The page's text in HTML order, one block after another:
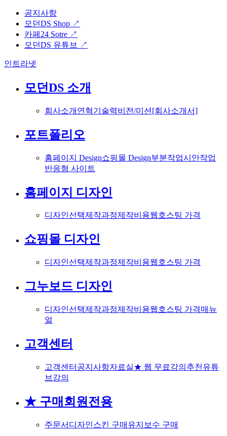
공지사항
모던DS Shop ↗
카페24 Sotre ↗
모던DS 유튜브 ↗
인트라넷
모던DS 소개
회사소개 연혁기술력비전/미션 [회사소개서]
포트폴리오
홈페이지 Design쇼핑몰 Design부분작업시안작업
반응형 사이트
홈페이지 디자인
디자인선택제작과정제작비용웹호스팅 가격
쇼핑몰 디자인
디자인선택제작과정제작비용웹호스팅 가격
그누보드 디자인
디자인선택제작과정제작비용웹호스팅 가격매뉴
얼
고객센터
고객센터 공지사항자료실★ 웹 무료강의 추천유튜
브강의
★ 구매회원전용
주문서 디자인스킨 구매 유지보수 구매